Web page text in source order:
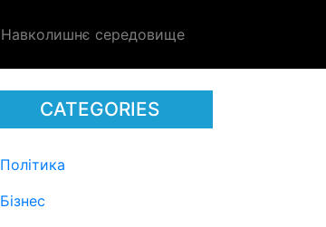
Навколишнє середовище
CATEGORIES
Політика
Бізнес